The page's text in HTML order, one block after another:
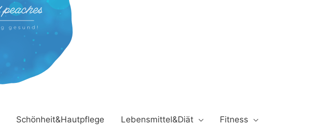
Schönheit&Hautpflege Lebensmittel&Diät Fitness